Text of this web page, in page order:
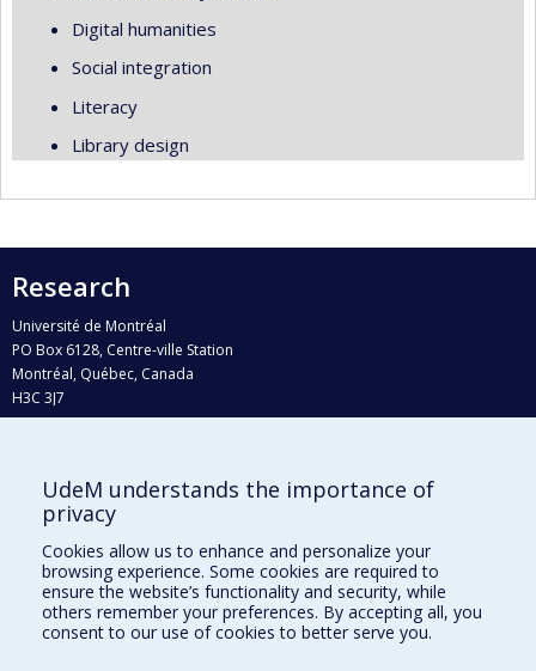
Digital humanities
Social integration
Literacy
Library design
Research
Université de Montréal
PO Box 6128, Centre-ville Station
Montréal, Québec, Canada
H3C 3J7
Who does what?
Find us
Site map
Accessibility
UdeM understands the importance of
privacy
Cookies allow us to enhance and personalize your
browsing experience. Some cookies are required to
ensure the website’s functionality and security, while
others remember your preferences. By accepting all, you
consent to our use of cookies to better serve you.